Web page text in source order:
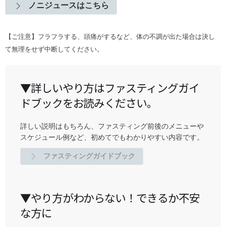
ノニジュースはこちら
【ご注意】フラフラする、頭痛がするなど、体の不調が出た場合は決し
て無理をせず中断してください。
▼詳しいやり方はファスティングガイ
ドブックをお読みください。
詳しい説明はもちろん、ファスティング前後のメニューや
スケジュール例など、初めてでもわかりやすい内容です。
ファスティングガイドブック
▼やり方がわからない！できるか不安
な方に